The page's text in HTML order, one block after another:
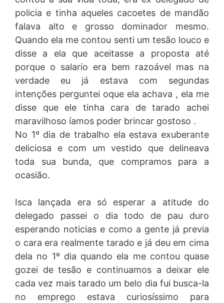
policia e tinha aqueles cacoetes de mandão
falava alto e grosso dominador mesmo.
Quando ela me contou senti um tesão louco e
disse a ela que aceitasse a proposta até
porque o salario era bem razoável mas na
verdade eu já estava com segundas
intenções perguntei oque ela achava , ela me
disse que ele tinha cara de tarado achei
maravilhoso íamos poder brincar gostoso .
No 1º dia de trabalho ela estava exuberante
deliciosa e com um vestido que delineava
toda sua bunda, que compramos para a
ocasião.
Isca lançada era só esperar a atitude do
delegado passei o dia todo de pau duro
esperando noticias e como a gente já previa
o cara era realmente tarado e já deu em cima
dela no 1º dia quando ela me contou quase
gozei de tesão e continuamos a deixar ele
cada vez mais tarado um belo dia fui busca-la
no emprego estava curiosíssimo para